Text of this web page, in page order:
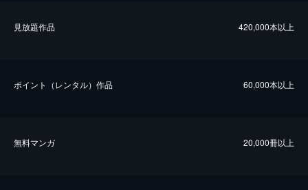
⾒放題作品 420,000本以上
ポイント（レンタル）作品 60,000本以上
無料マンガ 20,000冊以上